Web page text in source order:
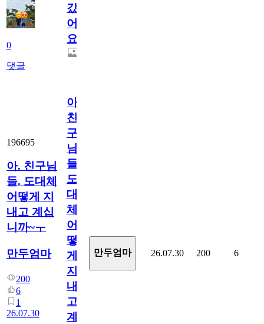
0
댓글
갔
어
요.
196695
아. 친구님
들. 도대체
어떻게 지
내고 계십
니까~ㅜ
만두엄마
200
6
1
26.07.30
아.
친
구
님
들.
도
대
체
어
떻
게
지
내
고
계
만두엄마 26.07.30 200 6